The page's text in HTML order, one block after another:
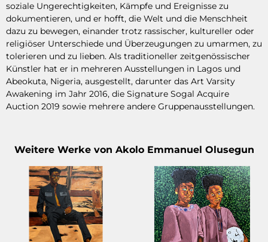
soziale Ungerechtigkeiten, Kämpfe und Ereignisse zu
dokumentieren, und er hofft, die Welt und die Menschheit
dazu zu bewegen, einander trotz rassischer, kultureller oder
religiöser Unterschiede und Überzeugungen zu umarmen, zu
tolerieren und zu lieben. Als traditioneller zeitgenössischer
Künstler hat er in mehreren Ausstellungen in Lagos und
Abeokuta, Nigeria, ausgestellt, darunter das Art Varsity
Awakening im Jahr 2016, die Signature Sogal Acquire
Auction 2019 sowie mehrere andere Gruppenausstellungen.
Weitere Werke von Akolo Emmanuel Olusegun